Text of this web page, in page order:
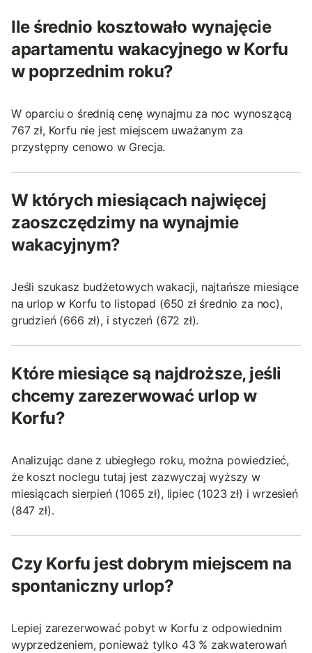
Ile średnio kosztowało wynajęcie
apartamentu wakacyjnego w Korfu
w poprzednim roku?
W oparciu o średnią cenę wynajmu za noc wynoszącą
767 zł, Korfu nie jest miejscem uważanym za
przystępny cenowo w Grecja.
W których miesiącach najwięcej
zaoszczędzimy na wynajmie
wakacyjnym?
Jeśli szukasz budżetowych wakacji, najtańsze miesiące
na urlop w Korfu to listopad (650 zł średnio za noc),
grudzień (666 zł), i styczeń (672 zł).
Które miesiące są najdroższe, jeśli
chcemy zarezerwować urlop w
Korfu?
Analizując dane z ubiegłego roku, można powiedzieć,
że koszt noclegu tutaj jest zazwyczaj wyższy w
miesiącach sierpień (1065 zł), lipiec (1023 zł) i wrzesień
(847 zł).
Czy Korfu jest dobrym miejscem na
spontaniczny urlop?
Lepiej zarezerwować pobyt w Korfu z odpowiednim
wyprzedzeniem, ponieważ tylko 43 % zakwaterowań